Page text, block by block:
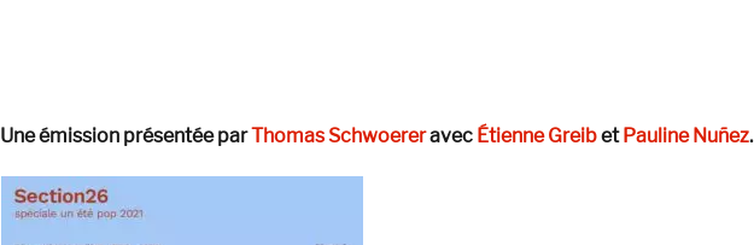
Une émission présentée parThomas Schwoereravec Étienne Greibet Pauline Nuñez.